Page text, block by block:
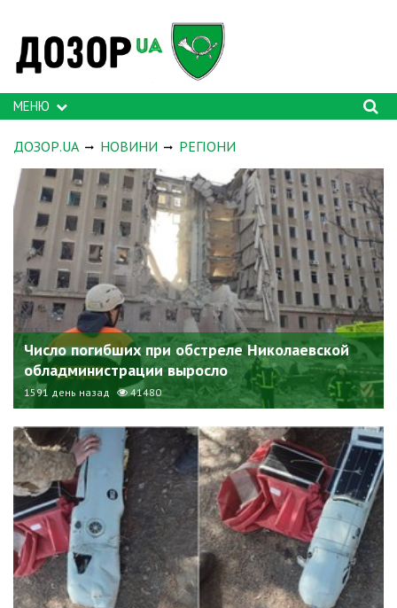
МЕНЮ
ДОЗОР.UA НОВИНИ РЕГІОНИ
Число погибших при обстреле Николаевской
обладминистрации выросло
1591 день назад 41480